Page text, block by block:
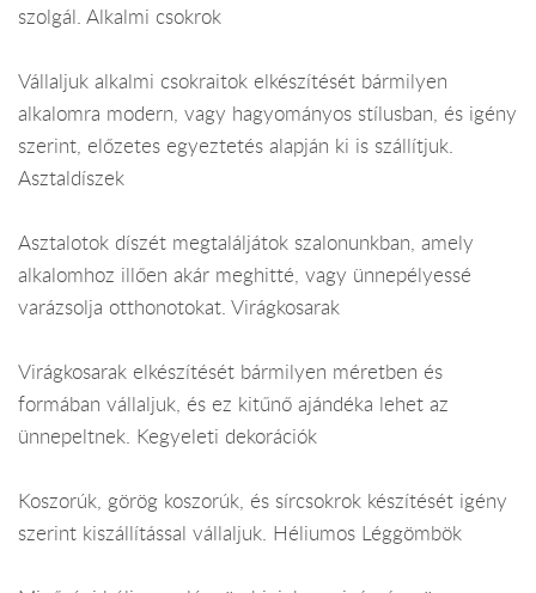
szolgál. Alkalmi csokrok
Vállaljuk alkalmi csokraitok elkészítését bármilyen
alkalomra modern, vagy hagyományos stílusban, és igény
szerint, előzetes egyeztetés alapján ki is szállítjuk.
Asztaldíszek
Asztalotok díszét megtaláljátok szalonunkban, amely
alkalomhoz illően akár meghitté, vagy ünnepélyessé
varázsolja otthonotokat. Virágkosarak
Virágkosarak elkészítését bármilyen méretben és
formában vállaljuk, és ez kitűnő ajándéka lehet az
ünnepeltnek. Kegyeleti dekorációk
Koszorúk, görög koszorúk, és sírcsokrok készítését igény
szerint kiszállítással vállaljuk. Héliumos Léggömbök